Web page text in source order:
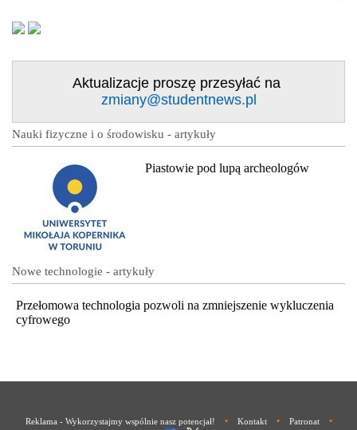
Aktualizacje proszę przesyłać na
zmiany@studentnews.pl
Nauki fizyczne i o środowisku - artykuły
Piastowie pod lupą archeologów
Nowe technologie - artykuły
Przełomowa technologia pozwoli na zmniejszenie wykluczenia
cyfrowego
Reklama - Wykorzystajmy wspólnie nasz potencjał! • Kontakt • Patronat •